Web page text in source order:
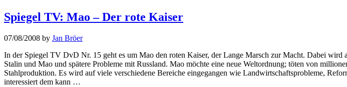
Spiegel TV: Mao – Der rote Kaiser
07/08/2008 by Jan Bröer
In der Spiegel TV DvD Nr. 15 geht es um Mao den roten Kaiser, der Lange Marsch zur Macht. Dabei
Stalin und Mao und spätere Probleme mit Russland. Mao möchte eine neue Weltordnung; töten von
Stahlproduktion. Es wird auf viele verschiedene Bereiche eingegangen wie Landwirtschaftsprobleme,
interessiert dem kann …